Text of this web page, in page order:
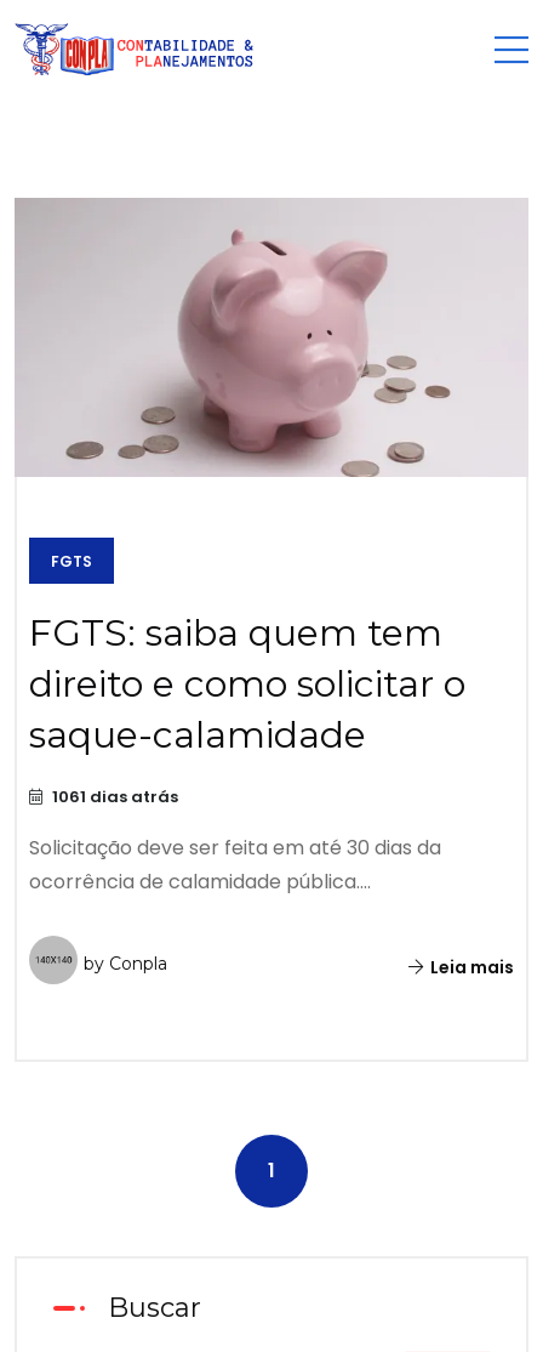
FGTS
FGTS: saiba quem tem
direito e como solicitar o
saque-calamidade
1061 dias atrás
Solicitação deve ser feita em até 30 dias da
ocorrência de calamidade pública....
by Conpla Leia mais
1
Buscar